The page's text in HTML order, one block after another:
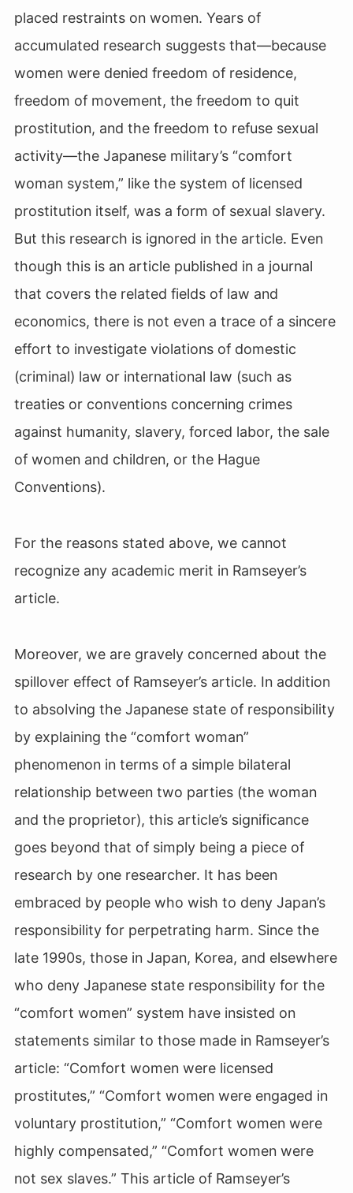
placed restraints on women. Years of
accumulated research suggests that—because
women were denied freedom of residence,
freedom of movement, the freedom to quit
prostitution, and the freedom to refuse sexual
activity—the Japanese military’s “comfort
woman system,” like the system of licensed
prostitution itself, was a form of sexual slavery.
But this research is ignored in the article. Even
though this is an article published in a journal
that covers the related fields of law and
economics, there is not even a trace of a sincere
effort to investigate violations of domestic
(criminal) law or international law (such as
treaties or conventions concerning crimes
against humanity, slavery, forced labor, the sale
of women and children, or the Hague
Conventions).
For the reasons stated above, we cannot
recognize any academic merit in Ramseyer’s
article.
Moreover, we are gravely concerned about the
spillover effect of Ramseyer’s article. In addition
to absolving the Japanese state of responsibility
by explaining the “comfort woman”
phenomenon in terms of a simple bilateral
relationship between two parties (the woman
and the proprietor), this article’s significance
goes beyond that of simply being a piece of
research by one researcher. It has been
embraced by people who wish to deny Japan’s
responsibility for perpetrating harm. Since the
late 1990s, those in Japan, Korea, and elsewhere
who deny Japanese state responsibility for the
“comfort women” system have insisted on
statements similar to those made in Ramseyer’s
article: “Comfort women were licensed
prostitutes,” “Comfort women were engaged in
voluntary prostitution,” “Comfort women were
highly compensated,” “Comfort women were
not sex slaves.” This article of Ramseyer’s